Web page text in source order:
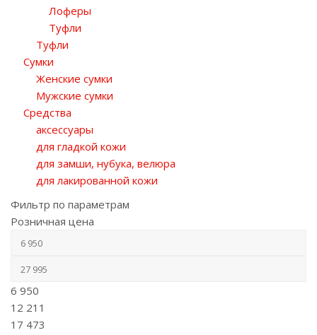
Лоферы
Туфли
Туфли
Сумки
Женские сумки
Мужские сумки
Средства
аксессуары
для гладкой кожи
для замши, нубука, велюра
для лакированной кожи
Фильтр по параметрам
Розничная цена
6 950
12 211
17 473